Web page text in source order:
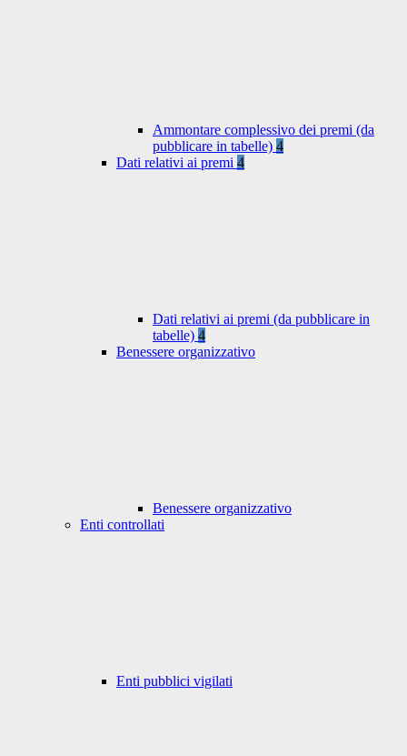
Ammontare complessivo dei premi (da
pubblicare in tabelle) 4
Dati relativi ai premi 4
Dati relativi ai premi (da pubblicare in
tabelle) 4
Benessere organizzativo
Benessere organizzativo
Enti controllati
Enti pubblici vigilati